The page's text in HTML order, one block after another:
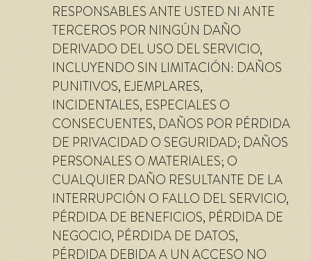
RESPONSABLES ANTE USTED NI ANTE
TERCEROS POR NINGÚN DAÑO
DERIVADO DEL USO DEL SERVICIO,
INCLUYENDO SIN LIMITACIÓN: DAÑOS
PUNITIVOS, EJEMPLARES,
INCIDENTALES, ESPECIALES O
CONSECUENTES, DAÑOS POR PÉRDIDA
DE PRIVACIDAD O SEGURIDAD; DAÑOS
PERSONALES O MATERIALES; O
CUALQUIER DAÑO RESULTANTE DE LA
INTERRUPCIÓN O FALLO DEL SERVICIO,
PÉRDIDA DE BENEFICIOS, PÉRDIDA DE
NEGOCIO, PÉRDIDA DE DATOS,
PÉRDIDA DEBIDA A UN ACCESO NO